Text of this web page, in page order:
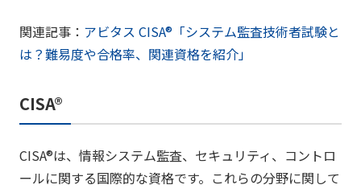
関連記事： アビタス CISA®「システム監査技術者試験と
は？難易度や合格率、関連資格を紹介」
CISA®
CISA®は、情報システム監査、セキュリティ、コントロ
ールに関する国際的な資格です。これらの分野に関して